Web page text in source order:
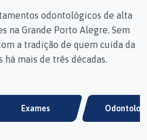
odontológicos de alta
na Grande Porto Alegre. Sem
a tradição de quem cuida da
há mais de três décadas.
Exames